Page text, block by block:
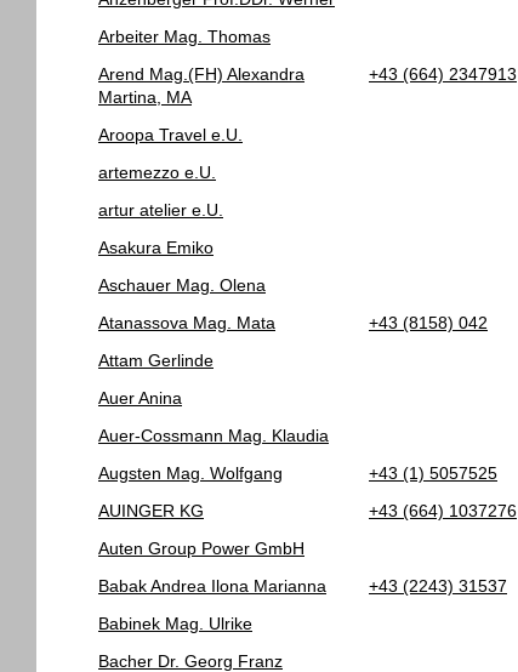
Arbeiter Mag. Thomas
Arend Mag.(FH) Alexandra
Martina, MA
+43 (664) 2347913
Aroopa Travel e.U.
artemezzo e.U.
artur atelier e.U.
Asakura Emiko
Aschauer Mag. Olena
Atanassova Mag. Mata
+43 (8158) 042
Attam Gerlinde
Auer Anina
Auer-Cossmann Mag. Klaudia
Augsten Mag. Wolfgang
+43 (1) 5057525
AUINGER KG
+43 (664) 1037276
Auten Group Power GmbH
Babak Andrea Ilona Marianna
+43 (2243) 31537
Babinek Mag. Ulrike
Bacher Dr. Georg Franz